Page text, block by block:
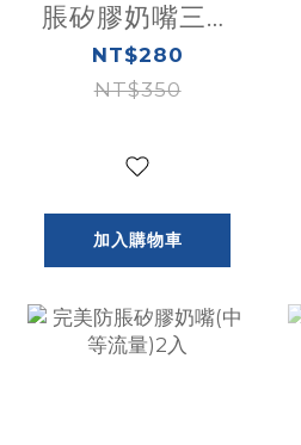
脹矽膠奶嘴三孔
(快速流量)2入
NT$280
NT$350
加入購物車